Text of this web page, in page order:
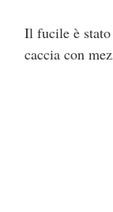
Il fucile è
caccia con